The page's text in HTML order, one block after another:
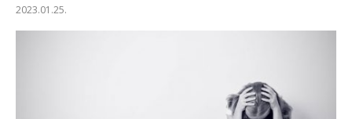
2023.01.25.